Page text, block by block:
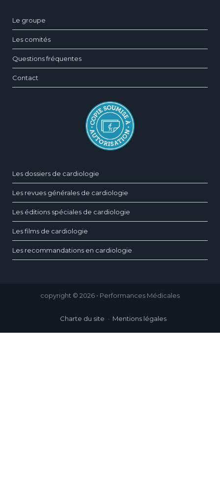
Le groupe
Les comités
Questions fréquentes
Contact
Les dossiers de cardiologie
Les revues générales de cardiologie
Les éditions spéciales de cardiologie
Les films de cardiologie
Les recommandations en cardiologie
copyright © 2026 • Performances Médicales
Charte du site Mentions légales